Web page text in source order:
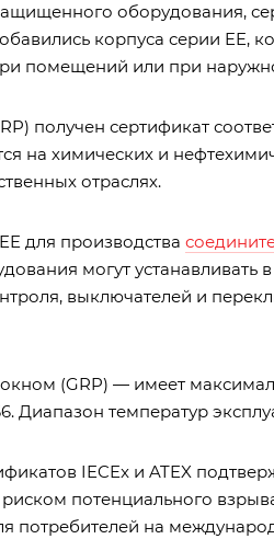
оборудования,
корпуса серии EE,
помещений или при
получен сертификат
на химических и
отраслях.
для производства
могут
выключателей и
(GRP) — имеет
температур
IECEx и ATEX
потенциального
потребителей на